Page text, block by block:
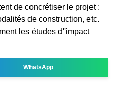
de concrétiser le projet :
de construction, etc.
les études d''impact
WhatsApp